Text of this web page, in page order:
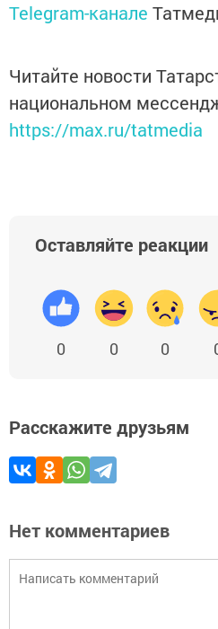
Telegram-канале
Читайте новости
национальном
https://max.ru/tatmedia
Оставляйте реакции
0 0 0
Расскажите друзьям
Нет комментариев